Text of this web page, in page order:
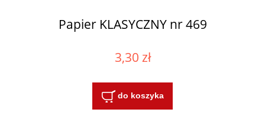
Papier KLASYCZNY nr 469
3,30 zł
do koszyka